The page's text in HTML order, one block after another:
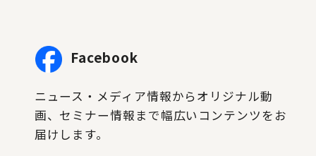
Facebook
ニュース・メディア情報からオリジナル動
画、セミナー情報まで幅広いコンテンツをお
届けします。